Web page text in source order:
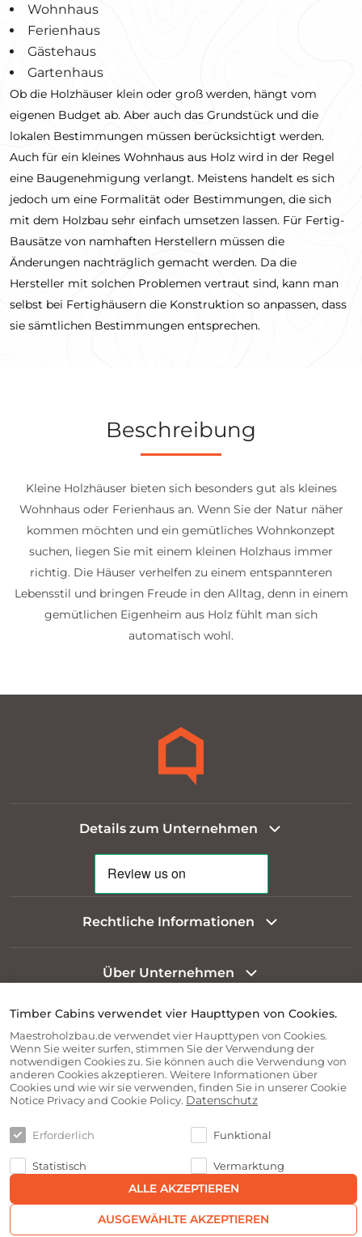
Wohnhaus
Ferienhaus
Gästehaus
Gartenhaus
Ob die Holzhäuser klein oder groß werden, hängt vom
eigenen Budget ab. Aber auch das Grundstück und die
lokalen Bestimmungen müssen berücksichtigt werden.
Auch für ein kleines Wohnhaus aus Holz wird in der Regel
eine Baugenehmigung verlangt. Meistens handelt es sich
jedoch um eine Formalität oder Bestimmungen, die sich
mit dem Holzbau sehr einfach umsetzen lassen. Für Fertig-
Bausätze von namhaften Herstellern müssen die
Änderungen nachträglich gemacht werden. Da die
Hersteller mit solchen Problemen vertraut sind, kann man
selbst bei Fertighäusern die Konstruktion so anpassen, dass
sie sämtlichen Bestimmungen entsprechen.
Beschreibung
Kleine Holzhäuser bieten sich besonders gut als kleines
Wohnhaus oder Ferienhaus an. Wenn Sie der Natur näher
kommen möchten und ein gemütliches Wohnkonzept
suchen, liegen Sie mit einem kleinen Holzhaus immer
richtig. Die Häuser verhelfen zu einem entspannteren
Lebensstil und bringen Freude in den Alltag, denn in einem
gemütlichen Eigenheim aus Holz fühlt man sich
automatisch wohl.
Details zum Unternehmen
Rechtliche Informationen
Über Unternehmen
Informationen für Kunden
Timber Cabins verwendet vier Haupttypen von Cookies.
Maestroholzbau.de verwendet vier Haupttypen von Cookies.
Wenn Sie weiter surfen, stimmen Sie der Verwendung der
notwendigen Cookies zu. Sie können auch die Verwendung von
anderen Cookies akzeptieren. Weitere Informationen über
Cookies und wie wir sie verwenden, finden Sie in unserer Cookie
Notice Privacy and Cookie Policy. Datenschutz
Erforderlich Funktional
Statistisch Vermarktung
AUSGEWÄHLTE AKZEPTIEREN
ALLE AKZEPTIEREN